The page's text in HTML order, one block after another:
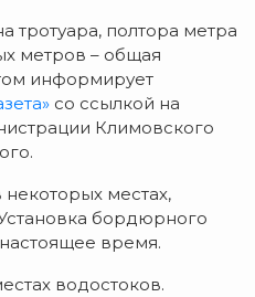
тротуара, полтора метра
метров – общая
информирует
со ссылкой на
Климовского
некоторых местах,
бордюрного
время.
водостоков.